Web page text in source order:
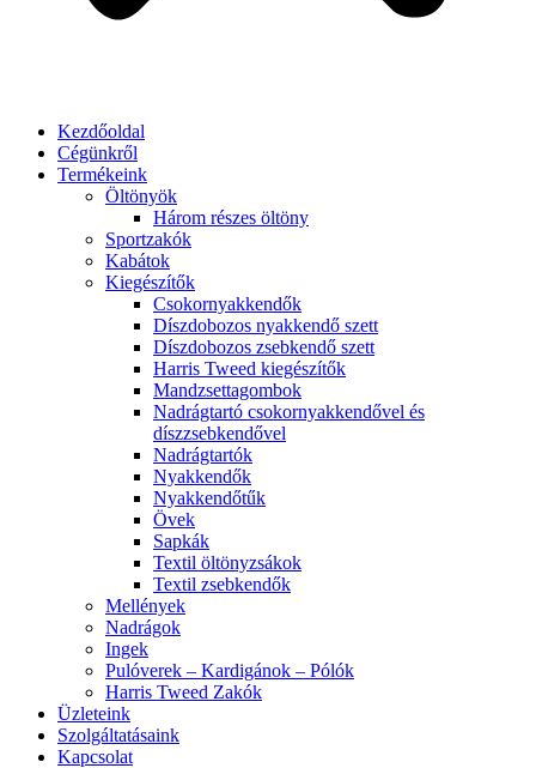
Kezdőoldal
Cégünkről
Termékeink
Öltönyök
Három részes öltöny
Sportzakók
Kabátok
Kiegészítők
Csokornyakkendők
Díszdobozos nyakkendő szett
Díszdobozos zsebkendő szett
Harris Tweed kiegészítők
Mandzsettagombok
Nadrágtartó csokornyakkendővel és
díszzsebkendővel
Nadrágtartók
Nyakkendők
Nyakkendőtűk
Övek
Sapkák
Textil öltönyzsákok
Textil zsebkendők
Mellények
Nadrágok
Ingek
Pulóverek – Kardigánok – Pólók
Harris Tweed Zakók
Üzleteink
Szolgáltatásaink
Kapcsolat